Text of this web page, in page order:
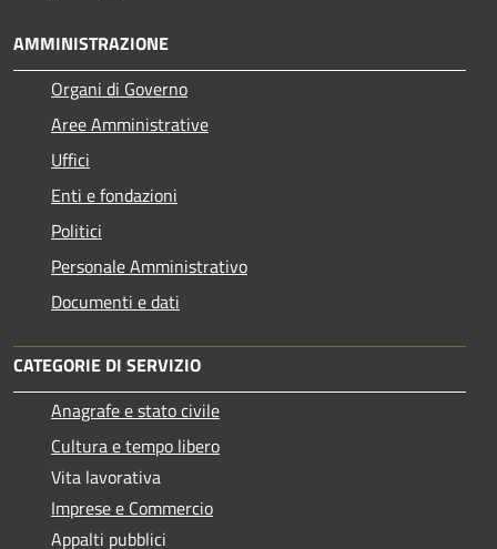
AMMINISTRAZIONE
Organi di Governo
Aree Amministrative
Uffici
Enti e fondazioni
Politici
Personale Amministrativo
Documenti e dati
CATEGORIE DI SERVIZIO
Anagrafe e stato civile
Cultura e tempo libero
Vita lavorativa
Imprese e Commercio
Appalti pubblici